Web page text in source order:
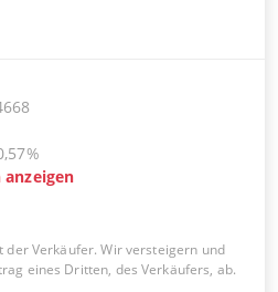
der Verkäufer. Wir versteigern und
eines Dritten, des Verkäufers, ab.